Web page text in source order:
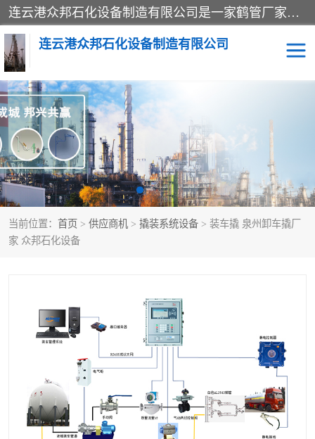
连云港众邦石化设备制造有限公司是一家鹤管厂家主营：鹤管、装车鹤管等，是致力于石油、石化等流体装卸设备(主要产品如鹤管、输油臂、脱缆钩等)的咨询、设计、制造、检测、安装指导、系统调试、维修维护等业务的公司。
连云港众邦石化设备制造有限公司
当前位置： 首页 > 供应商机 > 撬装系统设备 > 装车撬 泉州卸车撬厂
家 众邦石化设备
鹤管 顶部装卸鹤管
底部装卸鹤管 LNG低温鹤管
液氨鹤管 液化气鹤管
鹤管配件 活动梯栈台